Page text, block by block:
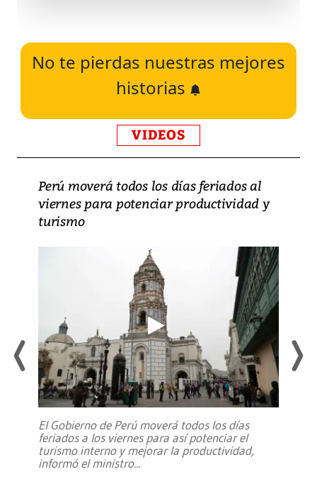
No te pierdas nuestras mejores
historias
VIDEOS
Perú moverá todos los días feriados al
viernes para potenciar productividad y
turismo
El Gobierno de Perú moverá todos los días
feriados a los viernes para así potenciar el
turismo interno y mejorar la productividad,
informó el ministro...